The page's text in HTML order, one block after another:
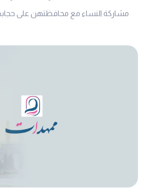
مشاركة النساء مع محافظتهن على